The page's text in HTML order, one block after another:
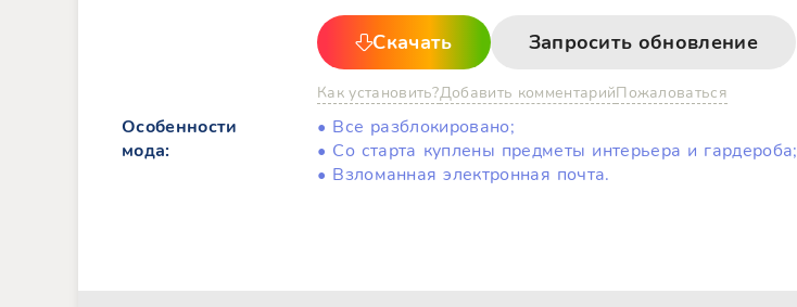
Скачать Запросить обновление
Как установить?Добавить комментарийПожаловаться
Особенности
мода:
• Все разблокировано;
• Со старта куплены предметы интерьера и гардероба;
• Взломанная электронная почта.